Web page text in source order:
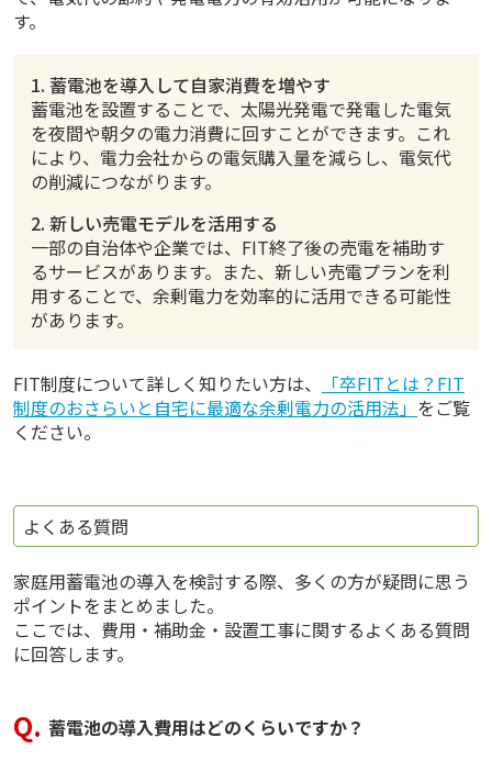
す。
1. 蓄電池を導入して自家消費を増やす
蓄電池を設置することで、太陽光発電で発電した電気
を夜間や朝夕の電力消費に回すことができます。これ
により、電力会社からの電気購入量を減らし、電気代
の削減につながります。
2. 新しい売電モデルを活用する
一部の自治体や企業では、FIT終了後の売電を補助す
るサービスがあります。また、新しい売電プランを利
用することで、余剰電力を効率的に活用できる可能性
があります。
FIT制度について詳しく知りたい方は、
「卒FITとは？FIT
制度のおさらいと自宅に最適な余剰電力の活用法」 をご覧
ください。
よくある質問
家庭用蓄電池の導入を検討する際、多くの方が疑問に思う
ポイントをまとめました。
ここでは、費用・補助金・設置工事に関するよくある質問
に回答します。
蓄電池の導入費用はどのくらいですか？